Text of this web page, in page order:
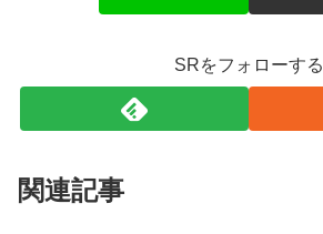
SRをフォローする
関連記事